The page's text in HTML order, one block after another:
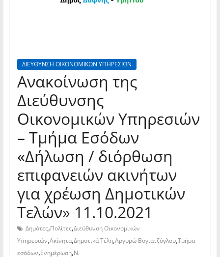
ΔΙΕΥΘΥΝΣΗ ΟΙΚΟΝΟΜΙΚΩΝ ΥΠΗΡΕΣΙΩΝ
Ανακοίνωση της
Διεύθυνσης
Οικονομικών Υπηρεσιών
– Τμήμα Εσόδων
«Δήλωση / διόρθωση
επιφανειών ακινήτων
για χρέωση Δημοτικών
Τελών» 11.10.2021
Δημότες,Πολίτες,Διεύθυνση Οικονομικών
Υπηρεσιών,Ακίνητα,Δημοτικά Τέλη,Αργυρώ Βογιατζόγλου,Τμήμα
εσόδων,Ενημέρωση,Ν.